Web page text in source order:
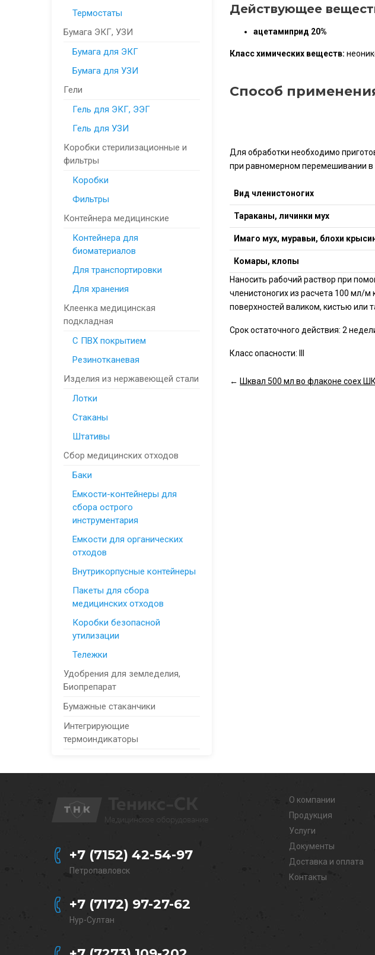
Термостаты
Бумага ЭКГ, УЗИ
Бумага для ЭКГ
Бумага для УЗИ
Гели
Гель для ЭКГ, ЭЭГ
Гель для УЗИ
Коробки стерилизационные и
фильтры
Коробки
Фильтры
Контейнера медицинские
Контейнера для
биоматериалов
Для транспортировки
Для хранения
Клеенка медицинская
подкладная
С ПВХ покрытием
Резинотканевая
Изделия из нержавеющей стали
Лотки
Стаканы
Штативы
Сбор медицинских отходов
Баки
Емкости-контейнеры для
сбора острого
инструментария
Емкости для органических
отходов
Внутрикорпусные контейнеры
Пакеты для сбора
медицинских отходов
Коробки безопасной
утилизации
Тележки
Удобрения для земледелия,
Биопрепарат
Бумажные стаканчики
Интегрирующие
термоиндикаторы
Действующее
ацетамиприд 20%
Класс химических веществ:
Способ
Для обработки необходимо
при равномерном перемешивании
Вид членистоногих
Тараканы, личинки мух
Имаго мух, муравьи, блохи
Комары, клопы
Наносить рабочий раствор при
членистоногих из расчета 100 мл/
поверхностей валиком, кистью или
Срок остаточного действия: 2
Класс опасности: III
← Шквал 500 мл во флаконе соех
+7 (7152) 42-54-97
Петропавловск
+7 (7172) 97-27-62
Нур-Султан
О компании
Продукция
Услуги
Документы
Доставка и оплата
Контакты